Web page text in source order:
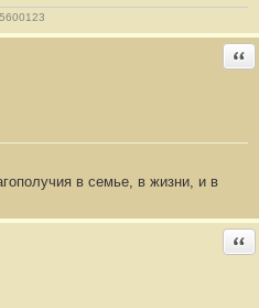
в семье, в жизни, и в